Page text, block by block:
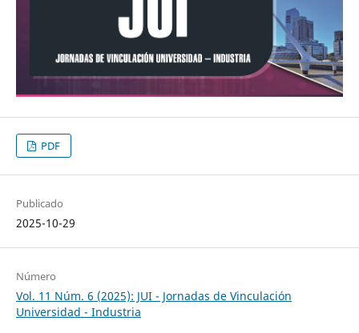
PDF
Publicado
2025-10-29
Número
Vol. 11 Núm. 6 (2025): JUI - Jornadas de Vinculación
Universidad - Industria